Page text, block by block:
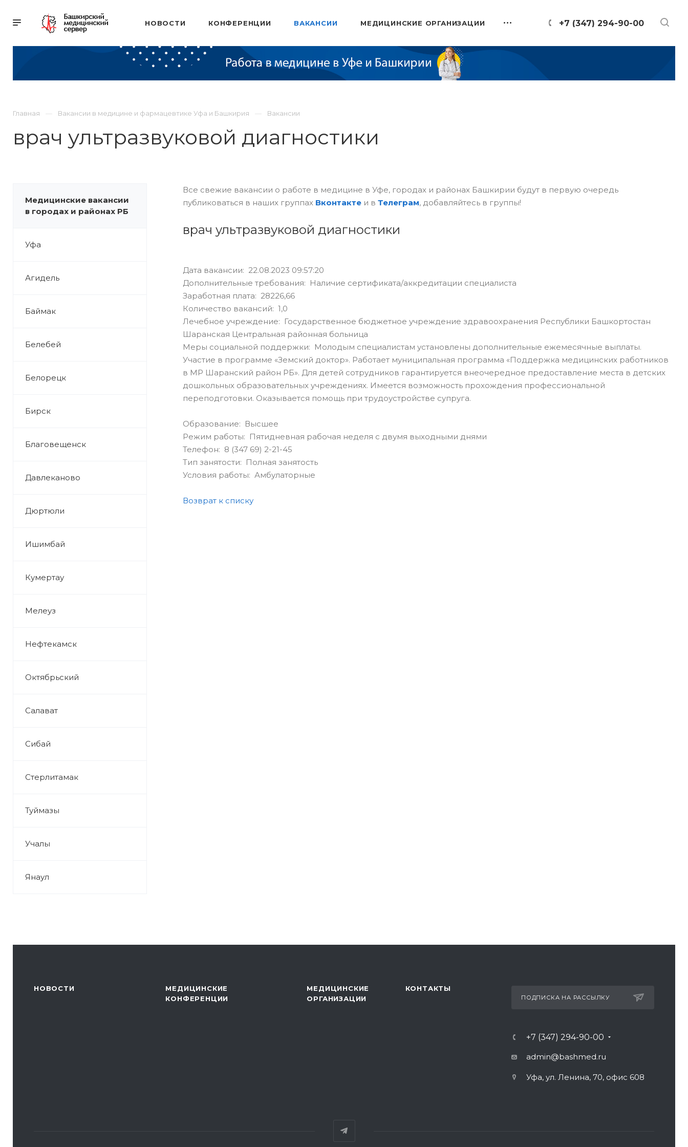
+7 (347) 294-90-00
НОВОСТИ КОНФЕРЕНЦИИ ВАКАНСИИ МЕДИЦИНСКИЕ ОРГАНИЗАЦИИ
Главная Вакансии в медицине и фармацевтике Уфа и Башкирия Вакансии
врач ультразвуковой диагностики
Медицинские вакансии
в городах и районах РБ
Уфа
Агидель
Баймак
Белебей
Белорецк
Бирск
Благовещенск
Давлеканово
Дюртюли
Ишимбай
Кумертау
Мелеуз
Нефтекамск
Октябрьский
Салават
Сибай
Стерлитамак
Туймазы
Учалы
Янаул
Все свежие вакансии о работе в медицине в Уфе, городах и районах Башкирии будут в первую очередь
публиковаться в наших группах Вконтактеи в Телеграм, добавляйтесь в группы!
врач ультразвуковой диагностики
Дата вакансии: 22.08.2023 09:57:20
Дополнительные требования: Наличие сертификата/аккредитации специалиста
Заработная плата: 28226,66
Количество вакансий: 1,0
Лечебное учреждение: Государственное бюджетное учреждение здравоохранения Республики Башкортостан
Шаранская Центральная районная больница
Меры социальной поддержки: Молодым специалистам установлены дополнительные ежемесячные выплаты.
Участие в программе «Земский доктор». Работает муниципальная программа «Поддержка медицинских работников
в МР Шаранский район РБ». Для детей сотрудников гарантируется внеочередное предоставление места в детских
дошкольных образовательных учреждениях. Имеется возможность прохождения профессиональной
переподготовки. Оказывается помощь при трудоустройстве супруга.
Образование: Высшее
Режим работы: Пятидневная рабочая неделя с двумя выходными днями
Телефон: 8 (347 69) 2-21-45
Тип занятости: Полная занятость
Условия работы: Амбулаторные
Возврат к списку
НОВОСТИ
МЕДИЦИНСКИЕ
КОНФЕРЕНЦИИ
МЕДИЦИНСКИЕ
ОРГАНИЗАЦИИ
КОНТАКТЫ
ПОДПИСКА НА РАССЫЛКУ
+7 (347) 294-90-00
admin@bashmed.ru
Уфа, ул. Ленина, 70, офис 608